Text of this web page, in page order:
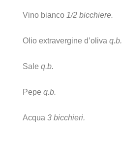
Vino bianco 1/2 bicchiere.
Olio extravergine d’oliva q.b.
Sale q.b.
Pepe q.b.
Acqua 3 bicchieri.